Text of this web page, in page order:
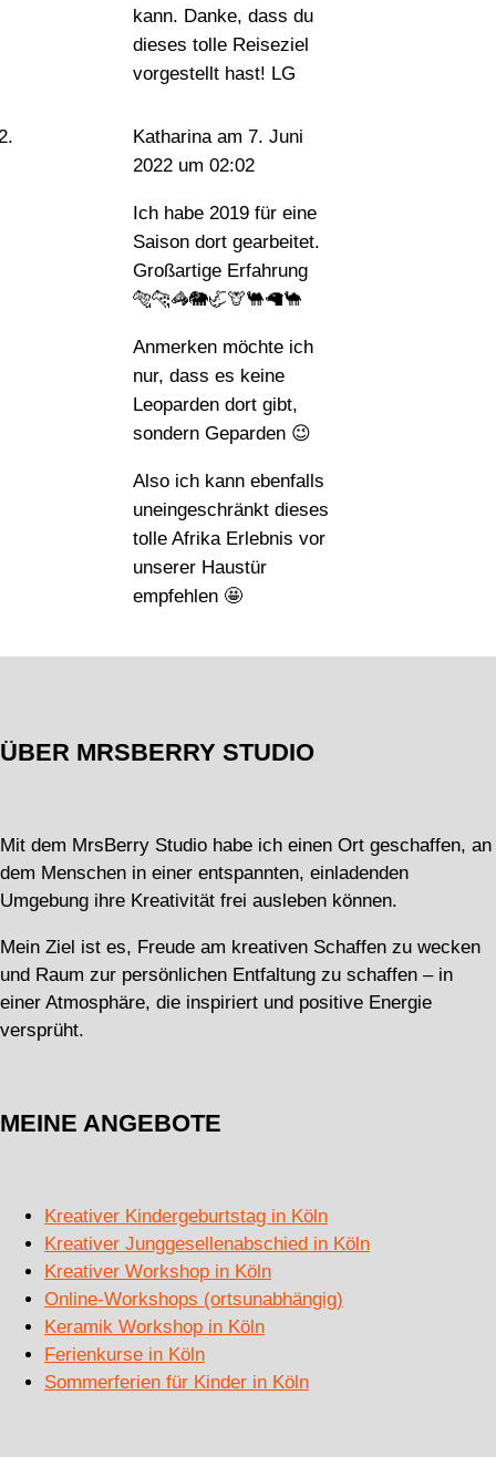
kann. Danke, dass du
dieses tolle Reiseziel
vorgestellt hast! LG
Katharina am 7. Juni
2022 um 02:02
Ich habe 2019 für eine
Saison dort gearbeitet.
Großartige Erfahrung
🐅🐆🦓🐘🦏🦒🐫🦙🐪
Anmerken möchte ich
nur, dass es keine
Leoparden dort gibt,
sondern Geparden 😉
Also ich kann ebenfalls
uneingeschränkt dieses
tolle Afrika Erlebnis vor
unserer Haustür
empfehlen 🤩
ÜBER MRSBERRY STUDIO
Mit dem MrsBerry Studio habe ich einen Ort geschaffen, an
dem Menschen in einer entspannten, einladenden
Umgebung ihre Kreativität frei ausleben können.
Mein Ziel ist es, Freude am kreativen Schaffen zu wecken
und Raum zur persönlichen Entfaltung zu schaffen – in
einer Atmosphäre, die inspiriert und positive Energie
versprüht.
MEINE ANGEBOTE
Kreativer Kindergeburtstag in Köln
Kreativer Junggesellenabschied in Köln
Kreativer Workshop in Köln
Online-Workshops (ortsunabhängig)
Keramik Workshop in Köln
Ferienkurse in Köln
Sommerferien für Kinder in Köln